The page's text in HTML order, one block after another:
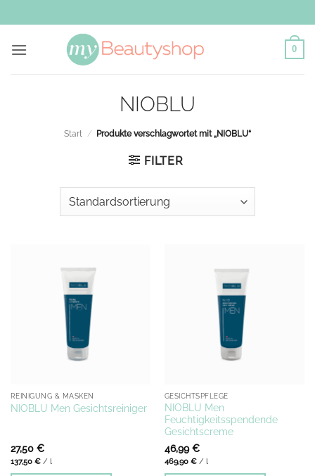
Inhalt
springen
0
NIOBLU
Start / Produkte verschlagwortet mit „NIOBLU“
FILTER
REINIGUNG & MASKEN
NIOBLU Men Gesichtsreiniger
27,50 €
137,50 €/ l
GESICHTSPFLEGE
NIOBLU Men
Feuchtigkeitsspendende
Gesichtscreme
46,99€
469,90 €/ l